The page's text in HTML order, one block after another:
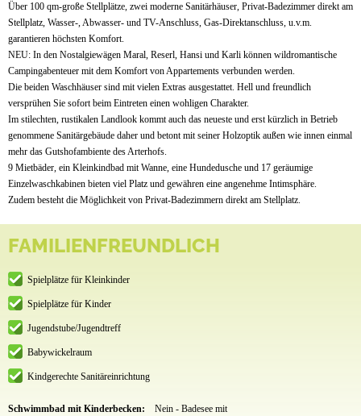
Über 100 qm-große Stellplätze, zwei moderne Sanitärhäuser, Privat-Badezimmer direkt am
Stellplatz, Wasser-, Abwasser- und TV-Anschluss, Gas-Direktanschluss, u.v.m.
garantieren höchsten Komfort.
NEU: In den Nostalgiewägen Maral, Reserl, Hansi und Karli können wildromantische
Campingabenteuer mit dem Komfort von Appartements verbunden werden.
Die beiden Waschhäuser sind mit vielen Extras ausgestattet. Hell und freundlich
versprühen Sie sofort beim Eintreten einen wohligen Charakter.
Im stilechten, rustikalen Landlook kommt auch das neueste und erst kürzlich in Betrieb
genommene Sanitärgebäude daher und betont mit seiner Holzoptik außen wie innen einmal
mehr das Gutshofambiente des Arterhofs.
9 Mietbäder, ein Kleinkindbad mit Wanne, eine Hundedusche und 17 geräumige
Einzelwaschkabinen bieten viel Platz und gewähren eine angenehme Intimsphäre.
Zudem besteht die Möglichkeit von Privat-Badezimmern direkt am Stellplatz.
FAMILIENFREUNDLICH
Spielplätze für Kleinkinder
Spielplätze für Kinder
Jugendstube/Jugendtreff
Babywickelraum
Kindgerechte Sanitäreinrichtung
Schwimmbad mit Kinderbecken:
Nein - Badesee mit